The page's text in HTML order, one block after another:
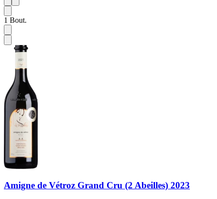
1
1 Bout.
Amigne de Vétroz Grand Cru (2 Abeilles) 2023